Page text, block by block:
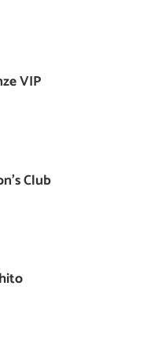
VIP
Club